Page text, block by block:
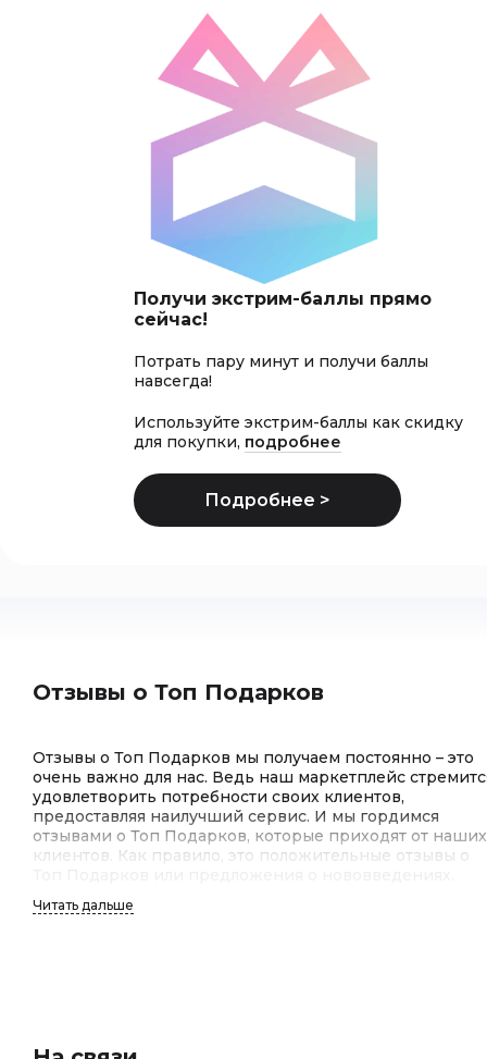
Получи экстрим-баллы прямо
сейчас!
Потрать пару минут и получи баллы
навсегда!
Используйте экстрим-баллы как скидку
для покупки, подробнее
Отзывы о Топ Подарков
Отзывы о Топ Подарков мы получаем постоянно – это
очень важно для нас. Ведь наш маркетплейс
удовлетворить потребности своих клиентов,
предоставляя наилучший сервис. И мы гордимся
отзывами о Топ Подарков, которые приходят от наших
клиентов. Как правило, это положительные отзывы о
тем, что среди отзывов клиентов о Топ Подарков
Читать дальше